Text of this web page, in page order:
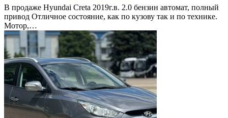
В продаже Hyundai Creta 2019г.в. 2.0 бензин автомат, полный
привод Отличное состояние, как по кузову так и по технике.
Мотор,…